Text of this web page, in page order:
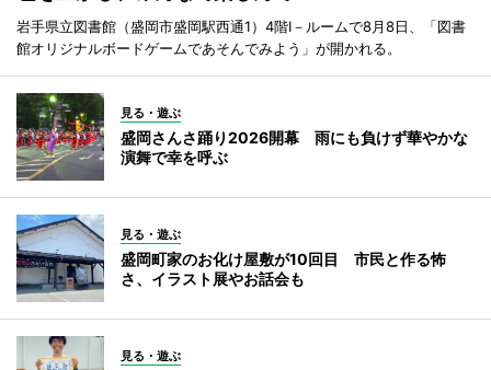
岩手県立図書館（盛岡市盛岡駅西通1）4階I－ルームで8月8日、「図書
館オリジナルボードゲームであそんでみよう」が開かれる。
見る・遊ぶ
盛岡さんさ踊り2026開幕 雨にも負けず華やかな
演舞で幸を呼ぶ
見る・遊ぶ
盛岡町家のお化け屋敷が10回目 市民と作る怖
さ、イラスト展やお話会も
見る・遊ぶ